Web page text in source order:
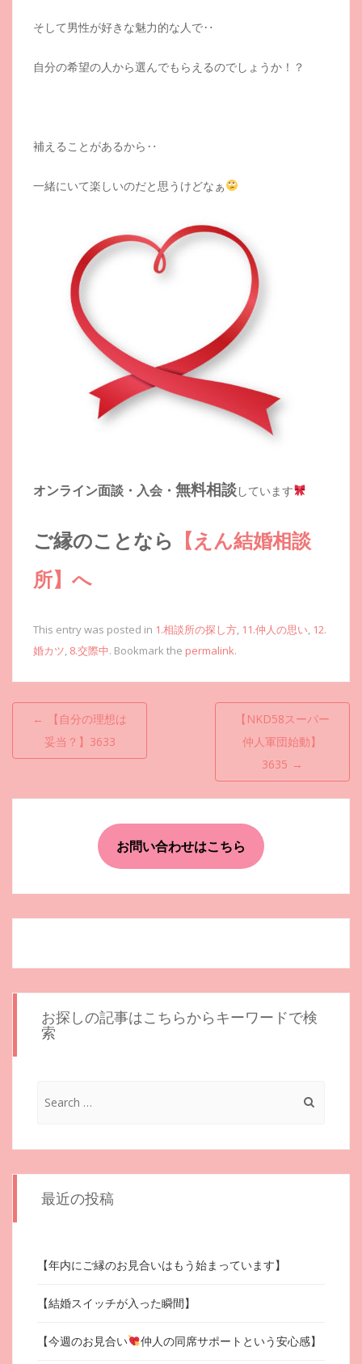
そして男性が好きな魅力的な人で‥
自分の希望の人から選んでもらえるのでしょうか！？
補えることがあるから‥
一緒にいて楽しいのだと思うけどなぁ
オンライン面談・入会・ 無料相談しています
ご縁のことなら 【えん結婚相談
所】へ
This entry was posted in 1.相談所の探し方, 11.仲人の思い, 12.
婚カツ, 8.交際中. Bookmark the permalink.
投
ナ
←
【自分の理想は
妥当？】3633
【NKD58スーパー
仲人軍団始動】
3635 →
お問い合わせはこちら
お探しの記事はこちらからキーワードで検
索
最近の投稿
【年内にご縁のお見合いはもう始まっています】
【結婚スイッチが入った瞬間】
【今週のお見合い 仲人の同席サポートという安心感】